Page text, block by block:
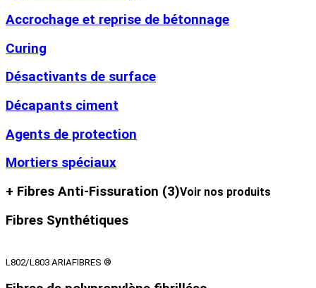
Accrochage et reprise de bétonnage
Curing
Désactivants de surface
Décapants ciment
Agents de protection
Mortiers spéciaux
+ Fibres Anti-Fissuration (3)Voir nos produits
Fibres Synthétiques
L802/L803 ARIAFIBRES ®